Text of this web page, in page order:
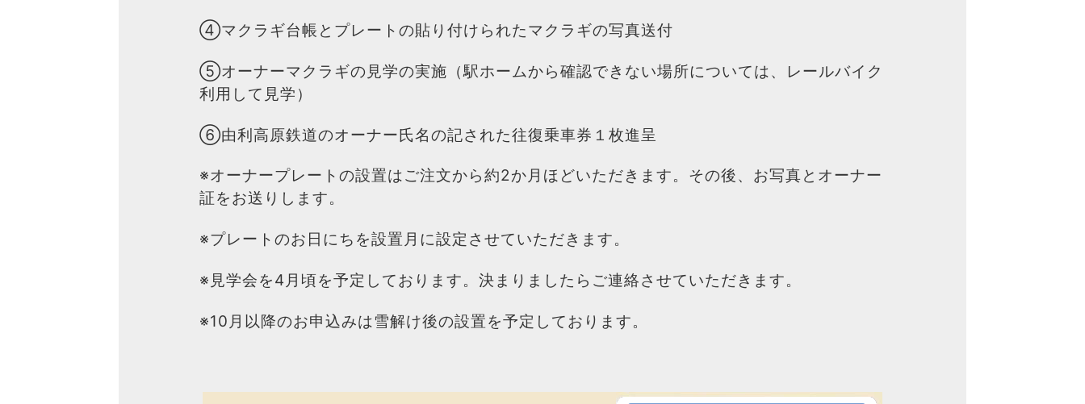
④マクラギ台帳とプレートの貼り付けられたマクラギの写真送付
⑤オーナーマクラギの見学の実施（駅ホームから確認できない場所については、レールバイク
利用して見学）
⑥由利高原鉄道のオーナー氏名の記された往復乗車券１枚進呈
※オーナープレートの設置はご注文から約2か月ほどいただきます。その後、お写真とオーナー
証をお送りします。
※プレートのお日にちを設置月に設定させていただきます。
※見学会を4月頃を予定しております。決まりましたらご連絡させていただきます。
※10月以降のお申込みは雪解け後の設置を予定しております。